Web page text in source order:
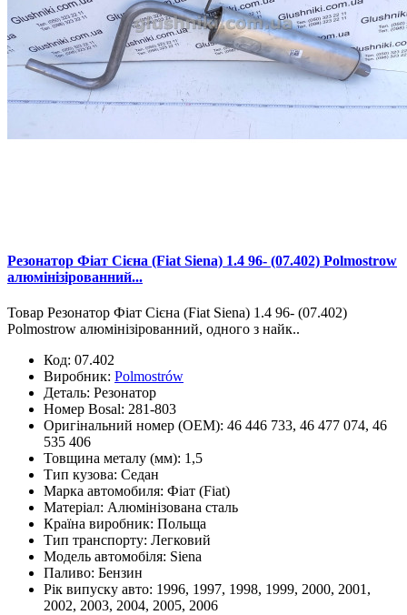
Резонатор Фіат Сієна (Fiat Siena) 1.4 96- (07.402) Polmostrow
алюмінізірованний...
Товар Резонатор Фіат Сієна (Fiat Siena) 1.4 96- (07.402)
Polmostrow алюмінізірованний, одного з найк..
Код: 07.402
Виробник: Polmostrów
Деталь: Резонатор
Номер Bosal: 281-803
Оригінальний номер (OEM): 46 446 733, 46 477 074, 46
535 406
Товщина металу (мм): 1,5
Тип кузова: Седан
Марка автомобиля: Фіат (Fiat)
Матеріал: Алюмінізована сталь
Країна виробник: Польща
Тип транспорту: Легковий
Модель автомобіля: Siena
Паливо: Бензин
Рік випуску авто: 1996, 1997, 1998, 1999, 2000, 2001,
2002, 2003, 2004, 2005, 2006